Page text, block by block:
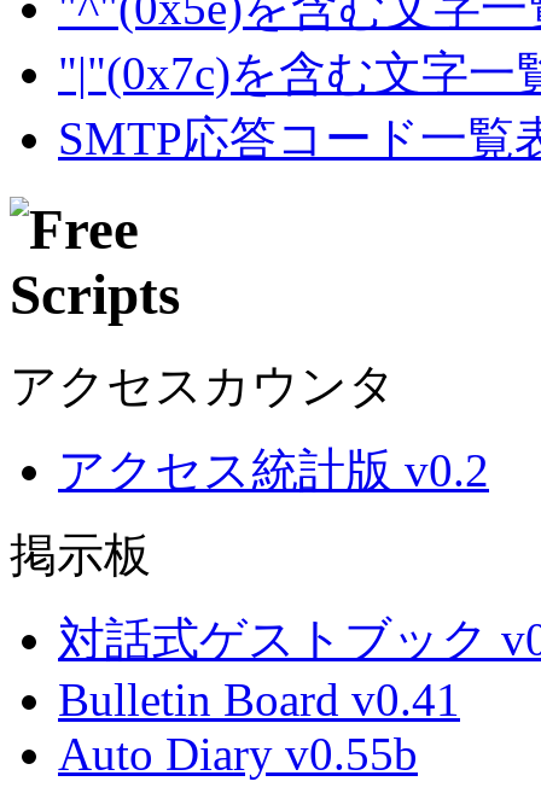
"|"(0x7c)を含む文字一
SMTP応答コード一覧
アクセスカウンタ
アクセス統計版 v0.2
掲示板
対話式ゲストブック
Bulletin Board v0.41
Auto Diary v0.55b